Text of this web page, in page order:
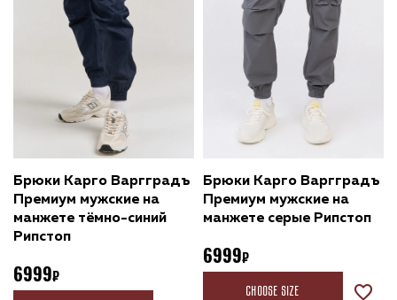
Брюки Карго Варгградъ
Премиум мужские на
манжете тёмно-синий
Рипстоп
6999
Брюки Карго Варгградъ
Премиум мужские на
манжете серые Рипстоп
6999
Choose size